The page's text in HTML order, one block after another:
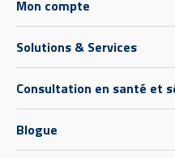
Mon compte
Solutions & Services
Consultation en santé et
Blogue